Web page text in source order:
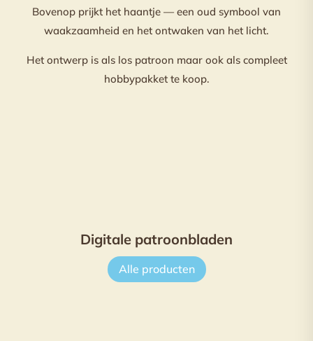
Bovenop prijkt het haantje — een oud symbool van
waakzaamheid en het ontwaken van het licht.
Het ontwerp is als los patroon maar ook als compleet
hobbypakket te koop.
Digitale patroonbladen
Alle producten